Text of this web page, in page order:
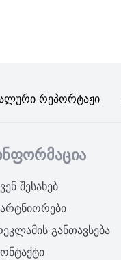
Რეპორტაჟი
შესახებ
განთავსება